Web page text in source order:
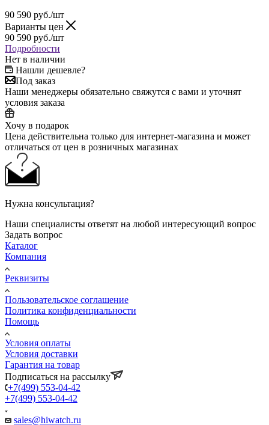
90 590 руб./шт
Варианты цен
90 590 руб./шт
Подробности
Нет в наличии
Нашли дешевле?
Под заказ
Наши менеджеры обязательно свяжутся с вами и уточнят
условия заказа
Хочу в подарок
Цена действительна только для интернет-магазина и может
отличаться от цен в розничных магазинах
Нужна консультация?
Наши специалисты ответят на любой интересующий вопрос
Задать вопрос
Каталог
Компания
Реквизиты
Пользовательское соглашение
Политика конфиденциальности
Помощь
Условия оплаты
Условия доставки
Гарантия на товар
Подписаться на рассылку
+7(499) 553-04-42
+7(499) 553-04-42
sales@hiwatch.ru